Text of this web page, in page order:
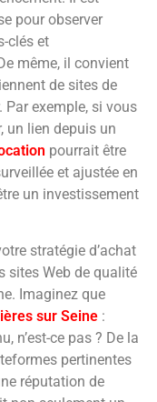
pour observer
clés et
même, il convient
de sites de
Par exemple, si vous
un lien depuis un
pourrait être
et ajustée en
un investissement
stratégie d’achat
sites Web de qualité
Imaginez que
sur Seine :
n’est-ce pas ? De la
pertinentes
réputation de